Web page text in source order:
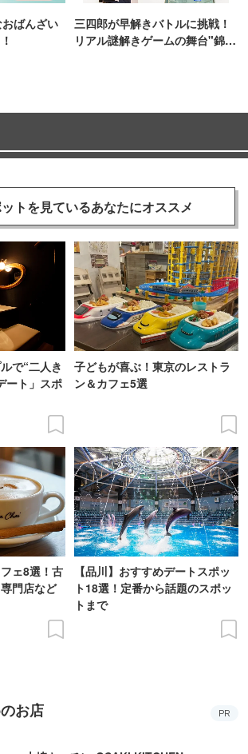
ばんざい
三四郎が早解きバトルに挑戦！
リアル謎解きゲームの舞台"錦糸
トを見ているあなたにオススメ
で“二人き
ート」スポ
子どもが喜ぶ！東京のレストラ
ン＆カフェ5選
ェ8選！古
門店など
【品川】おすすめデートスポッ
ト18選！定番から話題のスポッ
トまで
お店 PR